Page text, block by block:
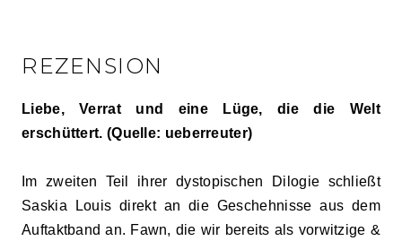
REZENSION
Liebe, Verrat und eine Lüge, die die Welt
erschüttert. (Quelle: ueberreuter)
Im zweiten Teil ihrer dystopischen Dilogie schließt
Saskia Louis direkt an die Geschehnisse aus dem
Auftaktband an. Fawn, die wir bereits als vorwitzige &